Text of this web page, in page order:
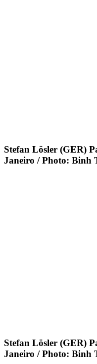
Stefan Lösler (GER)
Janeiro / Photo: Binh
Stefan Lösler (GER)
Janeiro / Photo: Binh